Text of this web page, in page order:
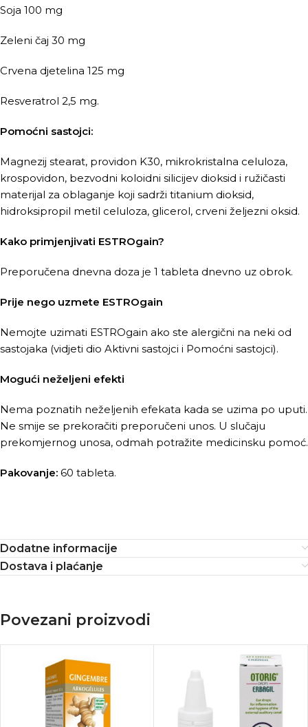
Soja 100 mg
Zeleni čaj 30 mg
Crvena djetelina 125 mg
Resveratrol 2,5 mg.
Pomoćni sastojci:
Magnezij stearat, providon K30, mikrokristalna celuloza,
krospovidon, bezvodni koloidni silicijev dioksid i ružičasti
materijal za oblaganje koji sadrži titanium dioksid,
hidroksipropil metil celuloza, glicerol, crveni željezni oksid.
Kako primjenjivati ESTROgain?
Preporučena dnevna doza je 1 tableta dnevno uz obrok.
Prije nego uzmete ESTROgain
Nemojte uzimati ESTROgain ako ste alergični na neki od
sastojaka (vidjeti dio Aktivni sastojci i Pomoćni sastojci).
Mogući neželjeni efekti
Nema poznatih neželjenih efekata kada se uzima po uputi.
Ne smije se prekoračiti preporučeni unos. U slučaju
prekomjernog unosa, odmah potražite medicinsku pomoć.
Pakovanje: 60 tableta.
Dodatne informacije
Dostava i plaćanje
Povezani proizvodi